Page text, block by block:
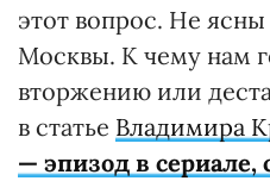
этот вопрос. Не
Москвы. К чему нам
вторжению или
в статье Владимира
— эпизод в сериале,